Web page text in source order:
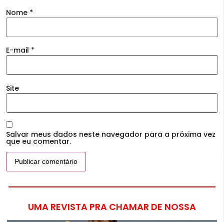
Nome *
E-mail *
Site
Salvar meus dados neste navegador para a próxima vez
que eu comentar.
UMA REVISTA PRA CHAMAR DE NOSSA